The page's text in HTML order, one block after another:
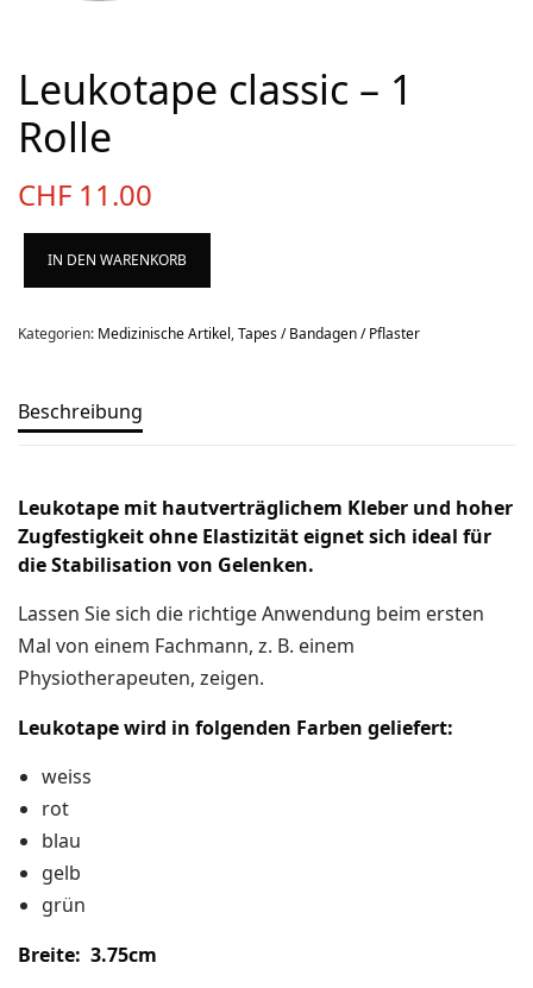
Leukotape classic – 1
Rolle
CHF 11.00
IN DEN WARENKORB
Kategorien: Medizinische Artikel,Tapes / Bandagen / Pflaster
Beschreibung
Leukotape mit hautverträglichem Kleber und hoher
Zugfestigkeit ohne Elastizität eignet sich ideal für
die Stabilisation von Gelenken.
Lassen Sie sich die richtige Anwendung beim ersten
Mal von einem Fachmann, z. B. einem
Physiotherapeuten, zeigen.
Leukotape wird in folgenden Farben geliefert:
weiss
rot
blau
gelb
grün
Breite: 3.75cm
Bekleidung
Gutscheine / Geschenkideen
Kartenaufnahme
Medizinische Artikel
Schuhe
Stirnlampen
Vereinsmaterial
Winterartikel